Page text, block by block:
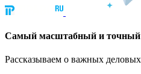
Cамый масштабный и точный
Рассказываем о важных